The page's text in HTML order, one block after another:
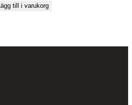
Lägg till i varukorg